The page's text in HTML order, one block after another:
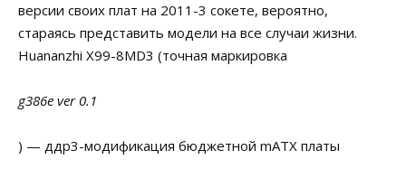
версии своих плат на 2011-3 сокете, вероятно,
стараясь представить модели на все случаи жизни.
Huananzhi X99-8MD3 (точная маркировка
g386e ver 0.1
) — ддр3-модификация бюджетной mATX платы